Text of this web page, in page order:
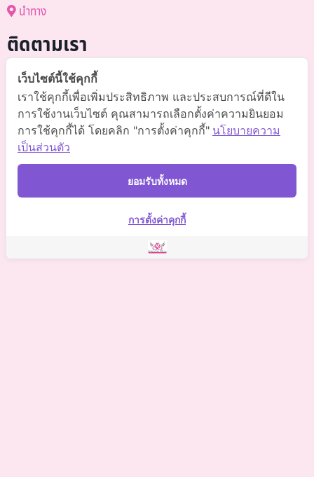
นำทาง
ติดตามเรา
@somchai-clinic (มี@)
Somchaiclinic คลินิกแพทย์สมชาย
Somchaiclinic
2021 Somchai Clinic. All Rights Reserved. Powered by
เว็บไซต์นี้ใช้คุกกี้
เราใช้คุกกี้เพื่อเพิ่มประสิทธิภาพ และประสบการณ์ที่ดีใน
การใช้งานเว็บไซต์ คุณสามารถเลือกตั้งค่าความยินยอม
การใช้คุกกี้ได้ โดยคลิก "การตั้งค่าคุกกี้" นโยบายความ
เป็นส่วนตัว
ยอมรับทั้งหมด
การตั้งค่าคุกกี้